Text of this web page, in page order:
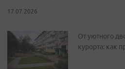
17.07.2026
От уютного
курорта: как